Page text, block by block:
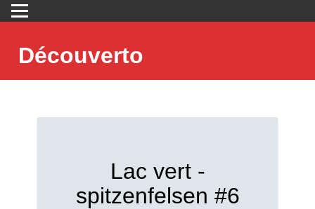
Découverto
Lac vert -
spitzenfelsen #6